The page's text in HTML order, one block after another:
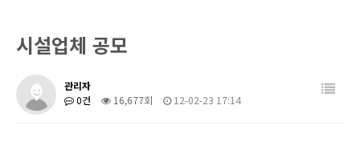
프로그램
갤러리
커뮤니티
시설업체 공모
관리자
0건
16,677회 12-02-23 17:14